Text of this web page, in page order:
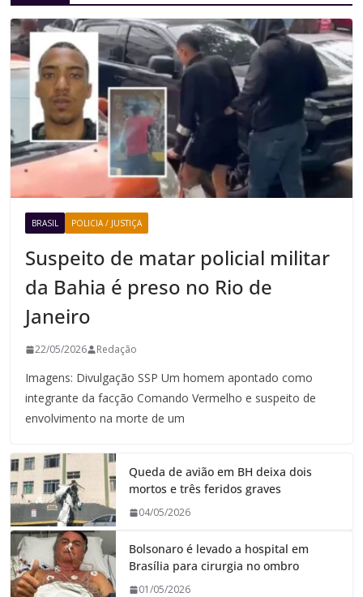
BRASIL POLICIA / JUSTIÇA
Suspeito de matar policial militar
da Bahia é preso no Rio de
Janeiro
22/05/2026 Redação
Imagens: Divulgação SSP Um homem apontado como
integrante da facção Comando Vermelho e suspeito de
envolvimento na morte de um
Queda de avião em BH deixa dois
mortos e três feridos graves
04/05/2026
Bolsonaro é levado a hospital em
Brasília para cirurgia no ombro
01/05/2026